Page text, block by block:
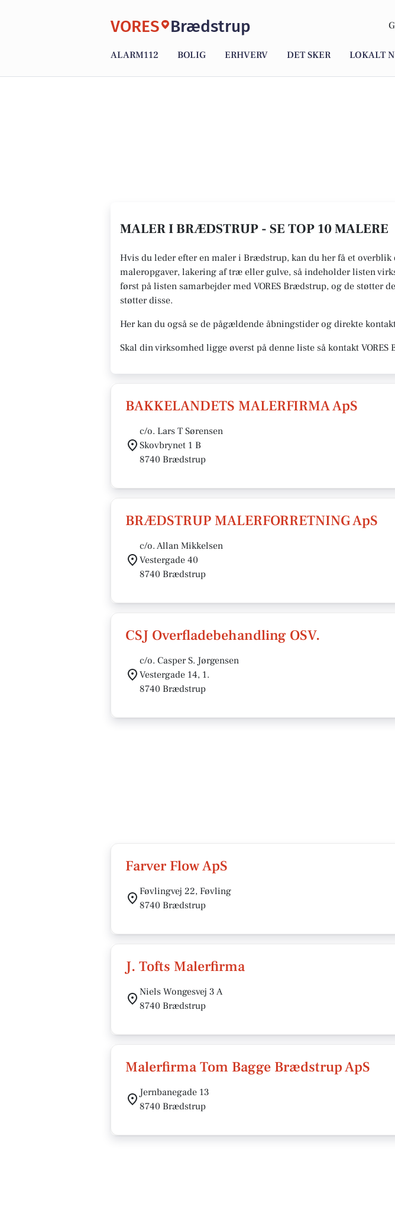
VORES Brædstrup
ALARM112 BOLIG ERHVERV DET SKER LOKALT
MALER I BRÆDSTRUP - SE TOP 10 MALERE
Hvis du leder efter en maler i Brædstrup, kan du her få et
maleropgaver, lakering af træ eller gulve, så indeholder listen
først på listen samarbejder med VORES Brædstrup, og de
støtter disse.
Her kan du også se de pågældende åbningstider og direkte
Skal din virksomhed ligge øverst på denne liste så kontakt
BAKKELANDETS MALERFIRMA ApS
c/o. Lars T Sørensen
Skovbrynet 1 B
8740 Brædstrup
BRÆDSTRUP MALERFORRETNING ApS
c/o. Allan Mikkelsen
Vestergade 40
8740 Brædstrup
CSJ Overfladebehandling OSV.
c/o. Casper S. Jørgensen
Vestergade 14, 1.
8740 Brædstrup
Farver Flow ApS
Føvlingvej 22, Føvling
8740 Brædstrup
J. Tofts Malerfirma
Niels Wongesvej 3 A
8740 Brædstrup
Malerfirma Tom Bagge Brædstrup ApS
Jernbanegade 13
8740 Brædstrup